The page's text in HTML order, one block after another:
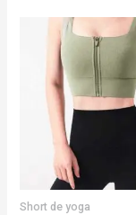
Short de yoga